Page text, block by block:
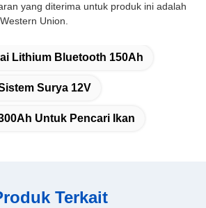
yang diterima untuk produk ini adalah
Union.
Lithium Bluetooth 150Ah
Surya 12V
Untuk Pencari Ikan
Terkait